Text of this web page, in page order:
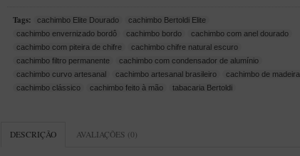
Tags: cachimbo Elite Dourado
cachimbo Bertoldi Elite
cachimbo envernizado bordô
cachimbo bordo
cachimbo com anel dourado
cachimbo com piteira de chifre
cachimbo chifre natural escuro
cachimbo filtro permanente
cachimbo com condensador de alumínio
cachimbo curvo artesanal
cachimbo artesanal brasileiro
cachimbo de madeira
cachimbo clássico
cachimbo feito à mão tabacaria Bertoldi
DESCRIÇÃO AVALIAÇÕES (0)